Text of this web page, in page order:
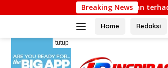
ke
Breaking News
Ancaman terhadap Keluarga Pengurus PWI
Home Redaksi
tutup